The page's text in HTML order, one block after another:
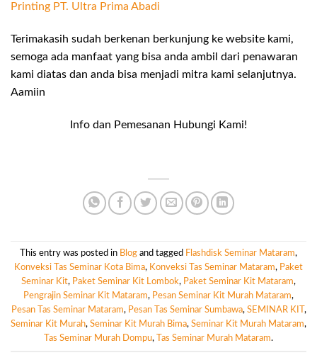
Printing PT. Ultra Prima Abadi
Terimakasih sudah berkenan berkunjung ke website kami,
semoga ada manfaat yang bisa anda ambil dari penawaran
kami diatas dan anda bisa menjadi mitra kami selanjutnya.
Aamiin
Info dan Pemesanan Hubungi Kami!
This entry was posted in Blog and tagged Flashdisk Seminar Mataram,
Konveksi Tas Seminar Kota Bima, Konveksi Tas Seminar Mataram, Paket
Seminar Kit, Paket Seminar Kit Lombok, Paket Seminar Kit Mataram,
Pengrajin Seminar Kit Mataram, Pesan Seminar Kit Murah Mataram,
Pesan Tas Seminar Mataram, Pesan Tas Seminar Sumbawa, SEMINAR KIT ,
Seminar Kit Murah, Seminar Kit Murah Bima, Seminar Kit Murah Mataram,
Tas Seminar Murah Dompu, Tas Seminar Murah Mataram.